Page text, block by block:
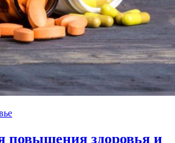
повышения здоровья и